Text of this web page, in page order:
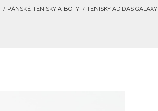
PÁNSKÉ TENISKY A BOTY TENISKY ADIDAS